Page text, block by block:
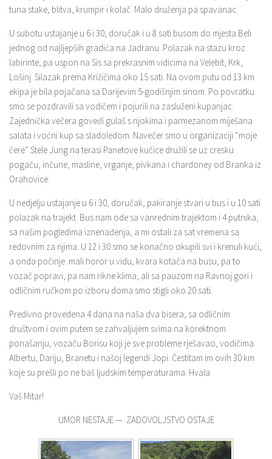
tuna stake, blitva, krumpir i kolač. Malo druženja pa spavanac.
U subotu ustajanje u 6 i 30, doručak i u 8 sati busom do mjesta Beli
jednog od najljepših gradića na Jadranu. Polazak na stazu kroz
labirinte, pa uspon na Sis sa prekrasnim vidicima na Velebit, Krk,
Lošinj. Silazak prema Križičima oko 15 sati. Na ovom putu od 13 km
ekipa je bila pojačana sa Darijevim 5-godišnjim sinom. Po povratku
smo se pozdravili sa vodičem i pojurili na zasluženi kupanjac.
Zajednička večera goveđi gulaš s njokima i parmezanom miješana
salata i voćni kup sa sladoledom. Navečer smo u organizaciji “moje
čere” Stele Jung na terasi Panetove kučice družili se uz cresku
pogaču, inčune, masline, vrganje, pivkana i chardoney od Branka iz
Orahovice.
U nedjelju ustajanje u 6 i 30, doručak, pakiranje stvari u bus i u 10 sati
polazak na trajekt. Bus nam ode sa vanrednim trajektom i 4 putnika,
sa našim pogledima iznenađenja, a mi ostali za sat vremena sa
redovnim za njima. U 12 i 30 smo se konačno okupili svi i krenuli kući,
a onda počinje mali horor u vidu, kvara kotača na busu, pa to
vozač popravi, pa nam rikne klima, ali sa pauzom na Ravnoj gori i
odličnim ručkom po izboru doma smo stigli oko 20 sati.
Predivno provedena 4 dana na naša dva bisera, sa odličnim
društvom i ovim putem se zahvaljujem svima na korektnom
ponašanju, vozaču Borisu koji je sve probleme rješavao, vodičima
Albertu, Dariju, Branetu i našoj legendi Jopi. Čestitam im ovih 30 km
koje su prešli po ne baš ljudskim temperaturama. Hvala
Vaš Mitar!
UMOR NESTAJE — ZADOVOLJSTVO OSTAJE